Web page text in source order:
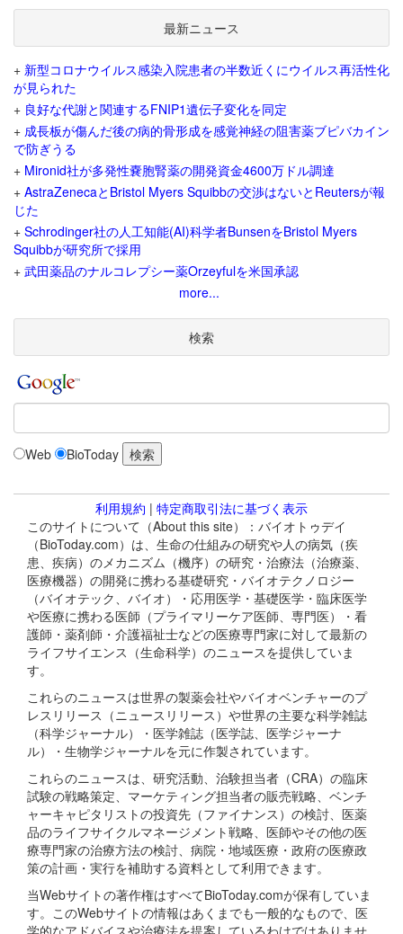
最新ニュース
+ 新型コロナウイルス感染入院患者の半数近くにウイルス再活性化
が見られた
+ 良好な代謝と関連するFNIP1遺伝子変化を同定
+ 成長板が傷んだ後の病的骨形成を感覚神経の阻害薬ブピバカイン
で防ぎうる
+ Mironid社が多発性嚢胞腎薬の開発資金4600万ドル調達
+ AstraZenecaとBristol Myers Squibbの交渉はないとReutersが報
じた
+ Schrodinger社の人工知能(AI)科学者BunsenをBristol Myers
Squibbが研究所で採用
+ 武田薬品のナルコレプシー薬Orzeyfulを米国承認
more...
検索
Web BioToday
利用規約 | 特定商取引法に基づく表示
このサイトについて（About this site）：バイオトゥデイ
（BioToday.com）は、生命の仕組みの研究や人の病気（疾
患、疾病）のメカニズム（機序）の研究・治療法（治療薬、
医療機器）の開発に携わる基礎研究・バイオテクノロジー
（バイオテック、バイオ）・応用医学・基礎医学・臨床医学
や医療に携わる医師（プライマリーケア医師、専門医）・看
護師・薬剤師・介護福祉士などの医療専門家に対して最新の
ライフサイエンス（生命科学）のニュースを提供していま
す。
これらのニュースは世界の製薬会社やバイオベンチャーのプ
レスリリース（ニュースリリース）や世界の主要な科学雑誌
（科学ジャーナル）・医学雑誌（医学誌、医学ジャーナ
ル）・生物学ジャーナルを元に作製されています。
これらのニュースは、研究活動、治験担当者（CRA）の臨床
試験の戦略策定、マーケティング担当者の販売戦略、ベンチ
ャーキャピタリストの投資先（ファイナンス）の検討、医薬
品のライフサイクルマネージメント戦略、医師やその他の医
療専門家の治療方法の検討、病院・地域医療・政府の医療政
策の計画・実行を補助する資料として利用できます。
当Webサイトの著作権はすべてBioToday.comが保有していま
す。このWebサイトの情報はあくまでも一般的なもので、医